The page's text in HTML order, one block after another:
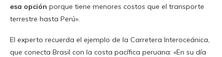
esa opción porque tiene menores costos que el transporte
terrestre hasta Perú».
El experto recuerda el ejemplo de la Carretera Interoceánica,
que conecta Brasil con la costa pacífica peruana: «En su día